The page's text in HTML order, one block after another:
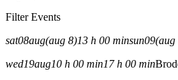
Filter Events
sat08aug(aug 8)13 h 00 minsun09(aug
wed19aug10 h 00 min17 h 00 min